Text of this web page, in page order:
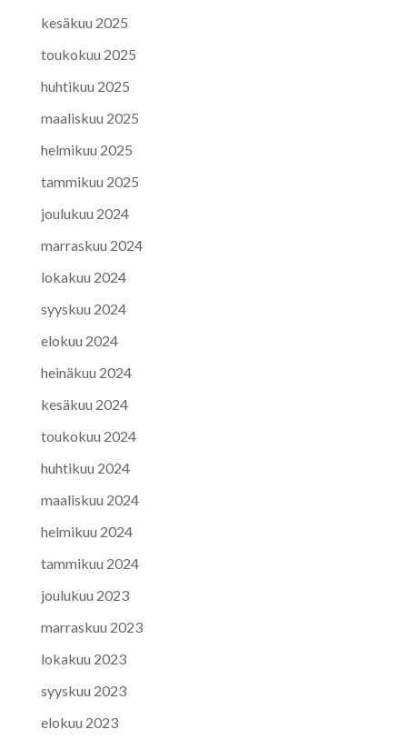
kesäkuu 2025
toukokuu 2025
huhtikuu 2025
maaliskuu 2025
helmikuu 2025
tammikuu 2025
joulukuu 2024
marraskuu 2024
lokakuu 2024
syyskuu 2024
elokuu 2024
heinäkuu 2024
kesäkuu 2024
toukokuu 2024
huhtikuu 2024
maaliskuu 2024
helmikuu 2024
tammikuu 2024
joulukuu 2023
marraskuu 2023
lokakuu 2023
syyskuu 2023
elokuu 2023